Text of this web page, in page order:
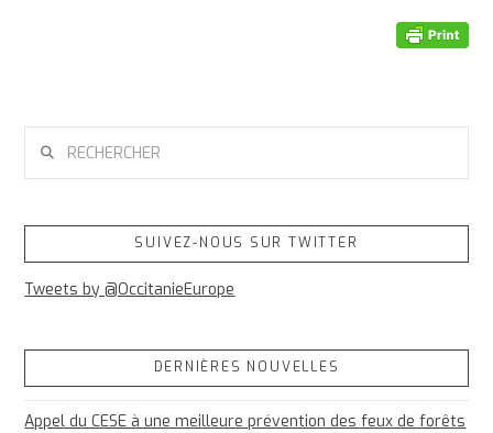
SUIVEZ-NOUS SUR TWITTER
Tweets by @OccitanieEurope
DERNIÈRES NOUVELLES
Appel du CESE à une meilleure prévention des feux de forêts